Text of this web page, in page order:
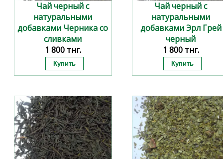
Чай черный с
натуральными
добавками Черника со
сливками
1 800 тнг.
за 100 гр
Чай черный с
натуральными
добавками Эрл Грей
черный
1 800 тнг.
за 100 гр